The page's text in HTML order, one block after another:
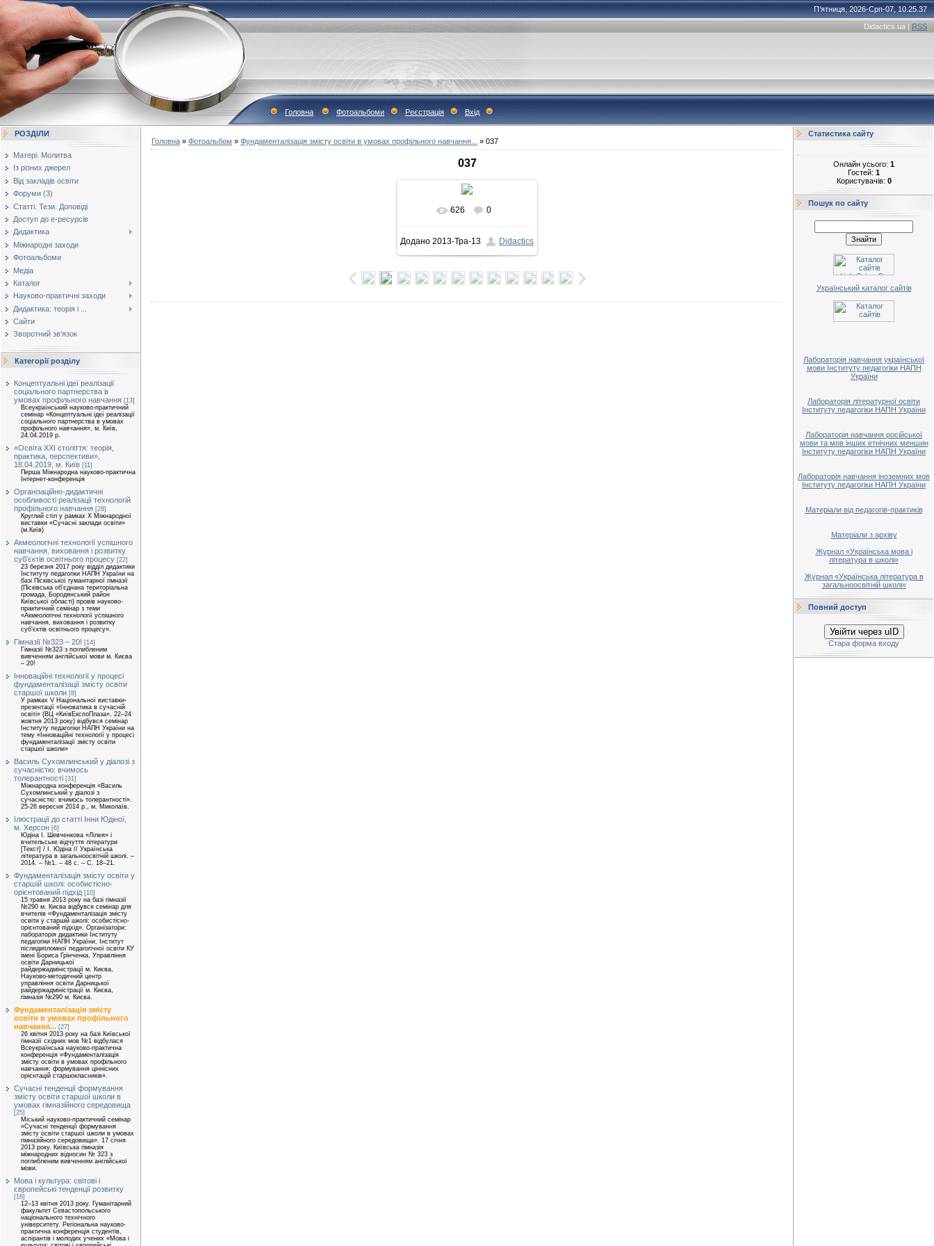
П’ятниця, 2026-Срп-07, 10.25.37
Didactics.ua | RSS
Головна Фотоальбоми Реєстрація Вхід
РОЗДІЛИ
Матері. Молитва
Із різних джерел
Від закладів освіти
Форуми (3)
Статті. Тези. Доповіді
Доступ до е-ресурсів
Дидактика
Міжнародні заходи
Фотоальбоми
Медіа
Каталог
Науково-практичні заходи
Дидактика: теорія і ...
Сайти
Зворотний зв’язок
Категорії розділу
Концептуальні ідеї реалізації
соціального партнерства в
умовах профільного навчання [13]
Всеукраїнський науково-практичний
семінар «Концептуальні ідеї реалізації
соціального партнерства в умовах
профільного навчання», м. Київ,
24.04.2019 р.
«Освіта ХХІ століття: теорія,
практика, перспективи»,
18.04.2019, м. Київ [11]
Перша Міжнародна науково-практична
Інтернет-конференція
Організаційно-дидактичні
особливості реалізації технологій
профільного навчання [28]
Круглий стіл у рамках Х Міжнародної
виставки «Сучасні заклади освіти»
(м.Київ)
Акмеологічні технології успішного
навчання, виховання і розвитку
суб’єктів освітнього процесу [22]
23 березня 2017 року відділ дидактики
Інституту педагогіки НАПН України на
базі Пісківської гуманітарної гімназії
(Пісківська об’єднана територіальна
громада, Бородянський район
Київської області) провів науково-
практичний семінар з теми
«Акмеологічні технології успішного
навчання, виховання і розвитку
суб’єктів освітнього процесу».
Гімназії №323 – 20! [14]
Гімназії №323 з поглибленим
вивченням англійської мови м. Києва
– 20!
Інноваційні технології у процесі
фундаменталізації змісту освіти
старшої школи [8]
У рамках V Національної виставки-
презентації «Інноватика в сучасній
освіті» (ВЦ «КиївЕкспоПлаза», 22–24
жовтня 2013 року) відбувся семінар
Інституту педагогіки НАПН України на
тему «Інноваційні технології у процесі
фундаменталізації змісту освіти
старшої школи»
Василь Сухомлинський у діалозі з
сучасністю: вчимось
толерантності [31]
Міжнародна конференція «Василь
Сухомлинський у діалозі з
сучасністю: вчимось толерантності».
25-26 вересня 2014 р., м. Миколаїв.
Ілюстрації до статті Інни Юдіної,
м. Херсон [6]
Юдіна І. Шевченкова «Лілея» і
вчительське відчуття літератури
[Текст] / І. Юдіна // Українська
література в загальноосвітній школі. –
2014. – №1. – 48 с. – С. 18–21.
Фундаменталізація змісту освіти у
старшій школі: особистісно-
орієнтований підхід [10]
15 травня 2013 року на базі гімназії
№290 м. Києва відбувся семінар для
вчителів «Фундаменталізація змісту
освіти у старшій школі: особистісно-
орієнтований підхід». Організатори:
лабораторія дидактики Інституту
педагогіки НАПН України, Інститут
післядипломної педагогічної освіти КУ
імені Бориса Грінченка, Управління
освіти Дарницької
райдержадміністрації м. Києва,
Науково-методичний центр
управління освіти Дарницької
райдержадміністрації м. Києва,
гімназія №290 м. Києва.
Фундаменталізація змісту
освіти в умовах профільного
навчання... [27]
26 квітня 2013 року на базі Київської
гімназії східних мов №1 відбулася
Всеукраїнська науково-практична
конференція «Фундаменталізація
змісту освіти в умовах профільного
навчання: формування ціннісних
орієнтацій старшокласників».
Сучасні тенденції формування
змісту освіти старшої школи в
умовах гімназійного середовища
[25]
Міський науково-практичний семінар
«Сучасні тенденції формування
змісту освіти старшої школи в умовах
гімназійного середовища». 17 січня
2013 року. Київська гімназія
міжнародних відносин № 323 з
поглибленим вивченням англійської
мови.
Мова і культура: світові і
європейські тенденції розвитку
[16]
12–13 квітня 2013 року. Гуманітарний
факультет Севастопольського
національного технічного
університету. Регіональна науково-
практична конференція студентів,
аспірантів і молодих учених «Мова і
Головна » Фотоальбом » Фундаменталізація змісту освіти в умовах профільного навчання... » 037
037
У реальному розмірі
458x600/ 66.8Kb
626 0
Додано 2013-Тра-13 Didactics
Статистика сайту
Онлайн усього: 1
Гостей: 1
Користувачів: 0
Пошук по сайту
Український каталог сайтів
Лабораторія навчання української
мови Інституту педагогіки НАПН
України
Лабораторія літературної освіти
Інституту педагогіки НАПН України
Лабораторія навчання російської
мови та мов інших етнічних меншин
Інституту педагогіки НАПН України
Лабораторія навчання іноземних мов
Інституту педагогіки НАПН України
Матеріали від педагогів-практиків
Матеріали з архіву
Журнал «Українська мова і
література в школі»
Журнал «Українська література в
загальноосвітній школі»
Повний доступ
Увійти через uID
Стара форма входу